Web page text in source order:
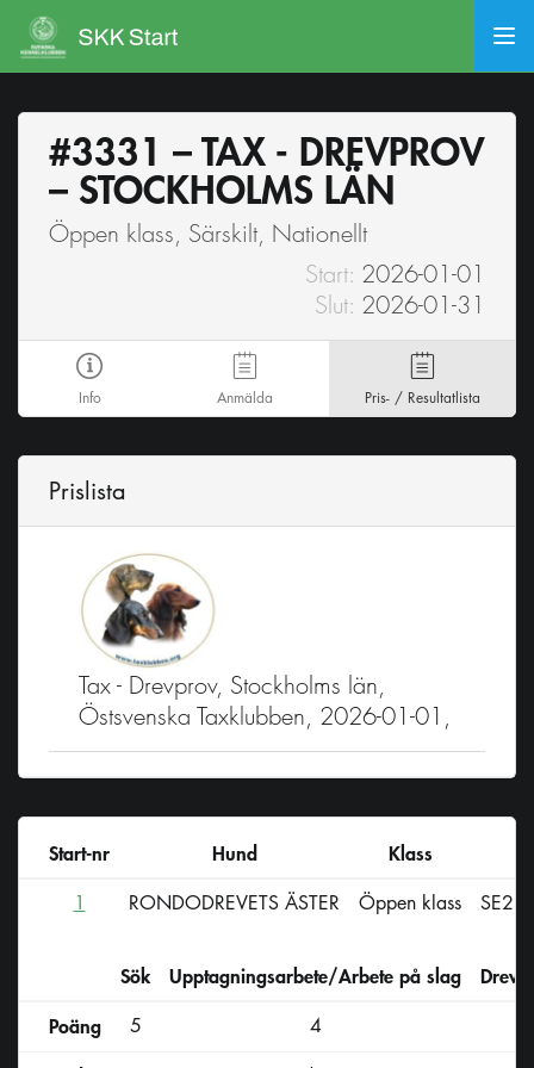
#3331 – TAX - DREVPROV
– STOCKHOLMS LÄN
Öppen klass, Särskilt, Nationellt
Start: 2026-01-01
Slut: 2026-01-31
Info Anmälda Pris- / Resultatlista
Prislista
Tax - Drevprov, Stockholms län,
Östsvenska Taxklubben, 2026-01-01,
Start-nr Hund Klass
1
RONDODREVETS ÄSTER Öppen klass
Sök Upptagningsarbete/Arbete på slag
Poäng
5 4